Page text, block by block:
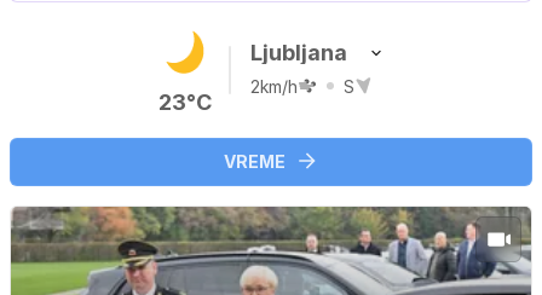
23°C
Ljubljana
2km/h S
VREME